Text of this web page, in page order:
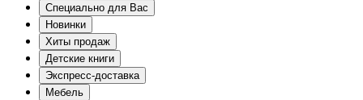
Специально для Вас
Новинки
Хиты продаж
Детские книги
Экспресс-доставка
Мебель